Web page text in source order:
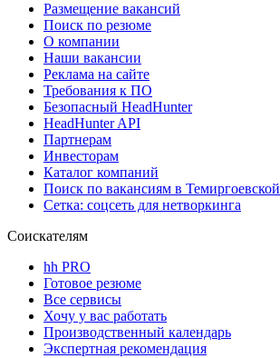
Размещение вакансий
Поиск по резюме
О компании
Наши вакансии
Реклама на сайте
Требования к ПО
Безопасный HeadHunter
HeadHunter API
Партнерам
Инвесторам
Каталог компаний
Поиск по вакансиям в Темиргоевской
Сетка: соцсеть для нетворкинга
Соискателям
hh PRO
Готовое резюме
Все сервисы
Хочу у вас работать
Производственный календарь
Экспертная рекомендация